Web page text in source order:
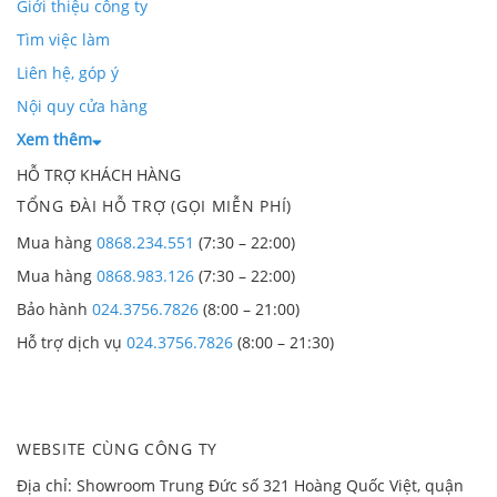
Giới thiệu công ty
Tìm việc làm
Liên hệ, góp ý
Nội quy cửa hàng
Xem thêm
HỖ TRỢ KHÁCH HÀNG
TỔNG ĐÀI HỖ TRỢ (GỌI MIỄN PHÍ)
Mua hàng 0868.234.551 (7:30 – 22:00)
Mua hàng 0868.983.126 (7:30 – 22:00)
Bảo hành 024.3756.7826 (8:00 – 21:00)
Hỗ trợ dịch vụ 024.3756.7826 (8:00 – 21:30)
WEBSITE CÙNG CÔNG TY
Địa chỉ: Showroom Trung Đức số 321 Hoàng Quốc Việt, quận